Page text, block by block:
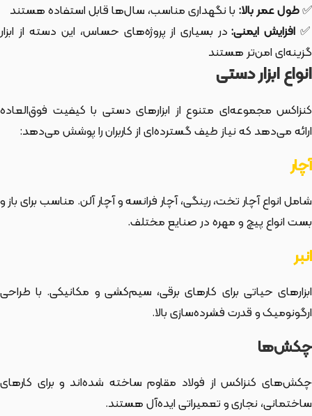
✅طول عمر بالا: با نگهداری مناسب، سال‌ها قابل استفاده هستند
✅ افزایش ایمنی: در بسیاری از پروژه‌های حساس، این دسته از ابزار
گزینه‌ای امن‌تر هستند
انواع ابزار دستی
کنزاکس مجموعه‌ای متنوع از ابزارهای دستی با کیفیت فوق‌العاده
ارائه می‌دهد که نیاز طیف گسترده‌ای از کاربران را پوشش می‌دهد:
آچار
شامل انواع آچار تخت، رینگی، آچار فرانسه و آچار آلن. مناسب برای باز و
بست انواع پیچ و مهره در صنایع مختلف.
انبر
ابزارهای حیاتی برای کارهای برقی، سیم‌کشی و مکانیکی. با طراحی
ارگونومیک و قدرت فشرده‌سازی بالا.
چکش‌ها
چکش‌های کنزاکس از فولاد مقاوم ساخته شده‌اند و برای کارهای
ساختمانی، نجاری و تعمیراتی ایده‌آل هستند.